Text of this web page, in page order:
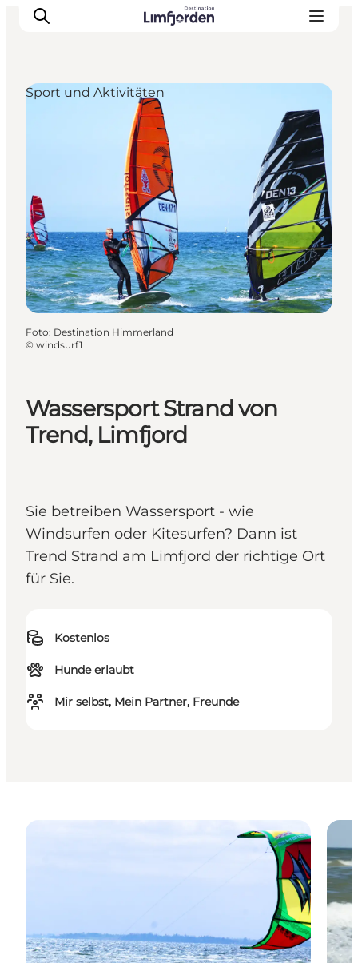
Wassersport Strand von
Trend, Limfjord
Sie betreiben Wassersport - wie
Windsurfen oder Kitesurfen? Dann ist
Trend Strand am Limfjord der richtige Ort
für Sie.
Kostenlos
Hunde erlaubt
Mir selbst, Mein Partner, Freunde
Sport und Aktivitäten
Foto: Destination Himmerland
© windsurf1